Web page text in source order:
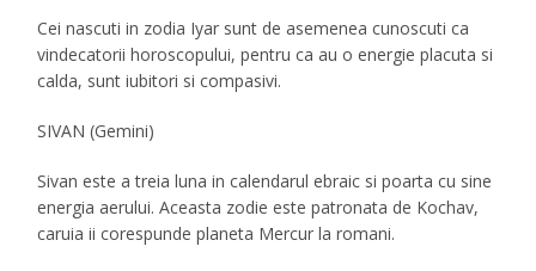
Cei nascuti in zodia Iyar sunt de asemenea cunoscuti ca
vindecatorii horoscopului, pentru ca au o energie placuta si
calda, sunt iubitori si compasivi.
SIVAN (Gemini)
Sivan este a treia luna in calendarul ebraic si poarta cu sine
energia aerului. Aceasta zodie este patronata de Kochav,
caruia ii corespunde planeta Mercur la romani.